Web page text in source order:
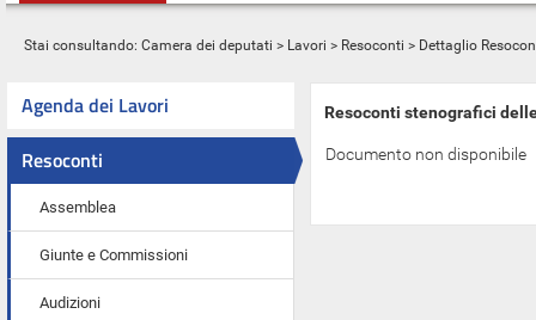
Stai consultando: Camera dei deputati > Lavori > Resoconti > Dettaglio
Agenda dei Lavori
Resoconti
Assemblea
Giunte e Commissioni
Audizioni
Resoconti stenografici
Documento non disponibile